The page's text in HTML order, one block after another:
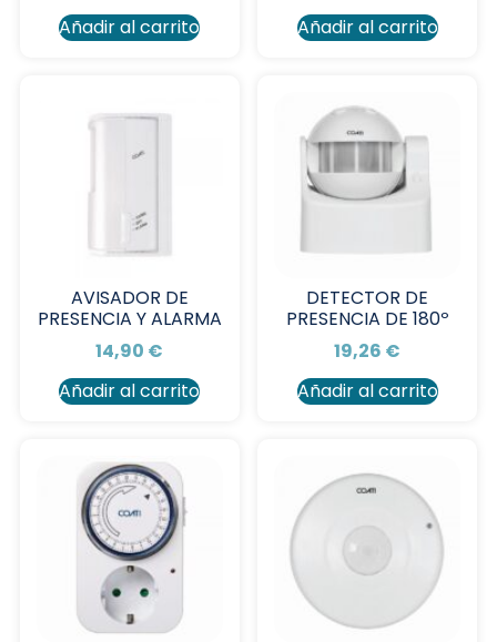
Añadir al carrito
Añadir al carrito
AVISADOR DE
PRESENCIA Y ALARMA
14,90 €
Añadir al carrito
DETECTOR DE
PRESENCIA DE 180º
19,26 €
Añadir al carrito